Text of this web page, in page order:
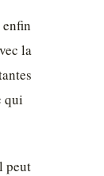
la
qui
peut